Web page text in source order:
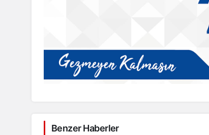
Benzer Haberler